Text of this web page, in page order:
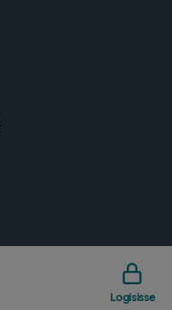
Logi sisse